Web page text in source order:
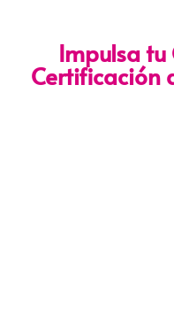
Impulsa tu
Certificación